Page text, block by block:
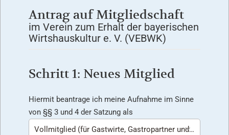
Antrag auf Mitgliedschaft
im Verein zum Erhalt der bayerischen
Wirtshauskultur e. V. (VEBWK)
Schritt 1: Neues Mitglied
Hiermit beantrage ich meine Aufnahme im Sinne
von §§ 3 und 4 der Satzung als
Vollmitglied (für Gastwirte, Gastropartner und Jedermann) (120€/Jahr)